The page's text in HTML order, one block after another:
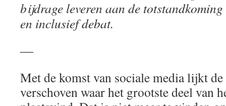
bijdrage leveren aan de
en inclusief debat.
―
Met de komst van sociale media lijkt
verschoven waar het grootste deel van